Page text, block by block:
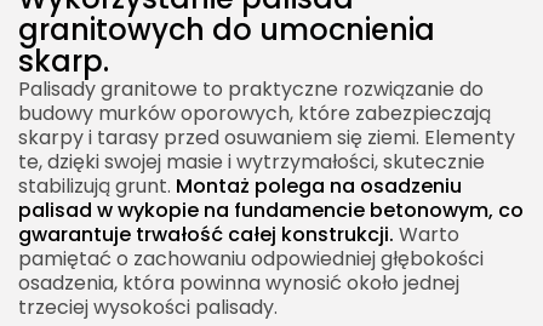
granitowych do umocnienia
skarp.
Palisady granitowe to praktyczne rozwiązanie do
budowy murków oporowych, które zabezpieczają
skarpy i tarasy przed osuwaniem się ziemi. Elementy
te, dzięki swojej masie i wytrzymałości, skutecznie
stabilizują grunt. Montaż polega na osadzeniu
palisad w wykopie na fundamencie betonowym, co
gwarantuje trwałość całej konstrukcji. Warto
pamiętać o zachowaniu odpowiedniej głębokości
osadzenia, która powinna wynosić około jednej
trzeciej wysokości palisady.